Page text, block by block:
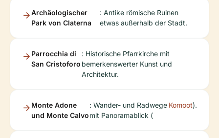
Archäologischer
Park von Claterna
: Antike römische Ruinen
etwas außerhalb der Stadt.
Parrocchia di
San Cristoforo
: Historische Pfarrkirche mit
bemerkenswerter Kunst und
Architektur.
Monte Adone
und Monte Calvo
: Wander- und Radwege
mit Panoramablick (
Komoot).